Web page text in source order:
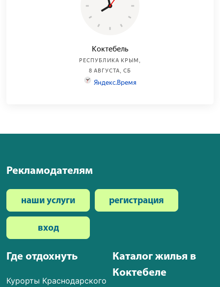
Где отдохнуть
Курорты Краснодарского
Каталог жилья в
Коктебеле
Рекламодателям
наши услуги регистрация
вход